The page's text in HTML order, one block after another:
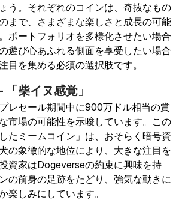
う。それぞれのコインは、奇抜なもの
まで、さまざまな楽しさと成長の可能
ポートフォリオを多様化させたい場合
遊び心あふれる側面を享受したい場合
目を集める必須の選択肢です。
柴イヌ感覚」
レセール期間中に900万ドル相当の賞
市場の可能性を示唆しています。この
たミームコイン」は、おそらく暗号資
の象徴的な地位により、大きな注目を
資家はDogeverseの約束に興味を持
の前身の足跡をたどり、強気な動きに
楽しみにしています。